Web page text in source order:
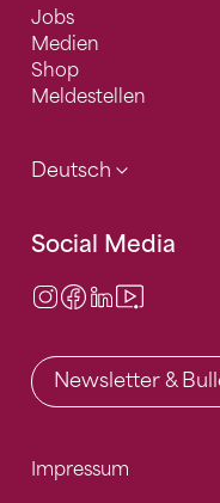
Jobs
Medien
Shop
Meldestellen
Deutsch
Social Media
Instagram
Facebook
LinkedIn
Newsletter &
Impressum